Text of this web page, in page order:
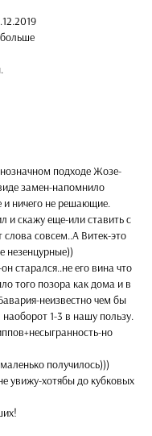
подходе Жозе-
замен-напомнило
и ничего не решающие.
и скажу еще-или ставить с
совсем..А Витек-это
незенцурные))
старался..не его вина что
того позора как дома и в
неизвестно чем бы
1-3 в нашу пользу.
но
получилось)))
увижу-хотябы до кубковых